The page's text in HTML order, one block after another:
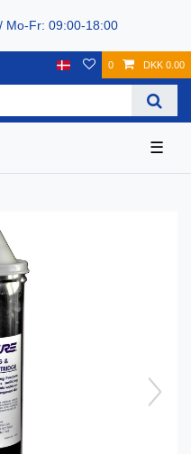
Mo-Fr: 09:00-18:00
0 DKK 0.00
☰